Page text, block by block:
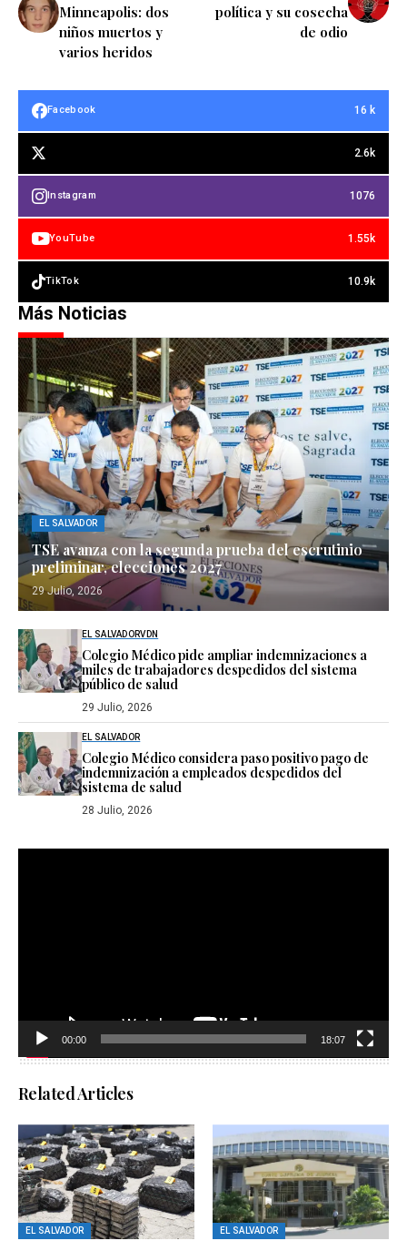
Minneapolis: dos
niños muertos y
varios heridos
política y su cosecha
de odio
Facebook 16 k
2.6k
Instagram 1076
YouTube 1.55k
TikTok 10.9k
Más Noticias
EL SALVADOR
TSE avanza con la segunda prueba del escrutinio
preliminar, elecciones 2027
29 Julio, 2026
EL SALVADORVDN
Colegio Médico pide ampliar indemnizaciones a
miles de trabajadores despedidos del sistema
público de salud
29 Julio, 2026
EL SALVADOR
Colegio Médico considera paso positivo pago de
indemnización a empleados despedidos del
sistema de salud
28 Julio, 2026
00:00 18:07
Related Articles
EL SALVADOR EL SALVADOR